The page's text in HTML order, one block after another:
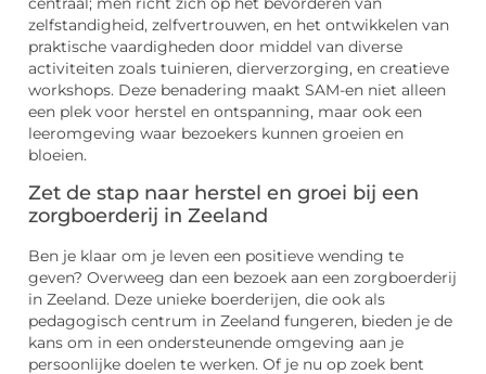
zelfstandigheid, zelfvertrouwen, en het ontwikkelen van
praktische vaardigheden door middel van diverse
activiteiten zoals tuinieren, dierverzorging, en creatieve
workshops. Deze benadering maakt SAM-en niet alleen
een plek voor herstel en ontspanning, maar ook een
leeromgeving waar bezoekers kunnen groeien en
bloeien.
Zet de stap naar herstel en groei bij een
zorgboerderij in Zeeland
Ben je klaar om je leven een positieve wending te
geven? Overweeg dan een bezoek aan een zorgboerderij
in Zeeland. Deze unieke boerderijen, die ook als
pedagogisch centrum in Zeeland fungeren, bieden je de
kans om in een ondersteunende omgeving aan je
persoonlijke doelen te werken. Of je nu op zoek bent